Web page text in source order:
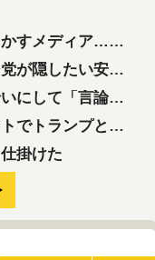
田芳生に発言自粛を要求
相と統一教会の深い関係
に利用する自民党応援団
同性婚や夫婦別姓を攻撃
掛けた